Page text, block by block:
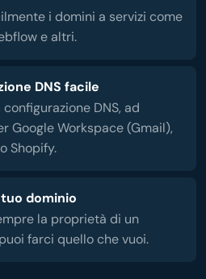
i domini a servizi come
e altri.
DNS facile
configurazione DNS, ad
Google Workspace (Gmail),
Shopify.
dominio
la proprietà di un
farci quello che vuoi.